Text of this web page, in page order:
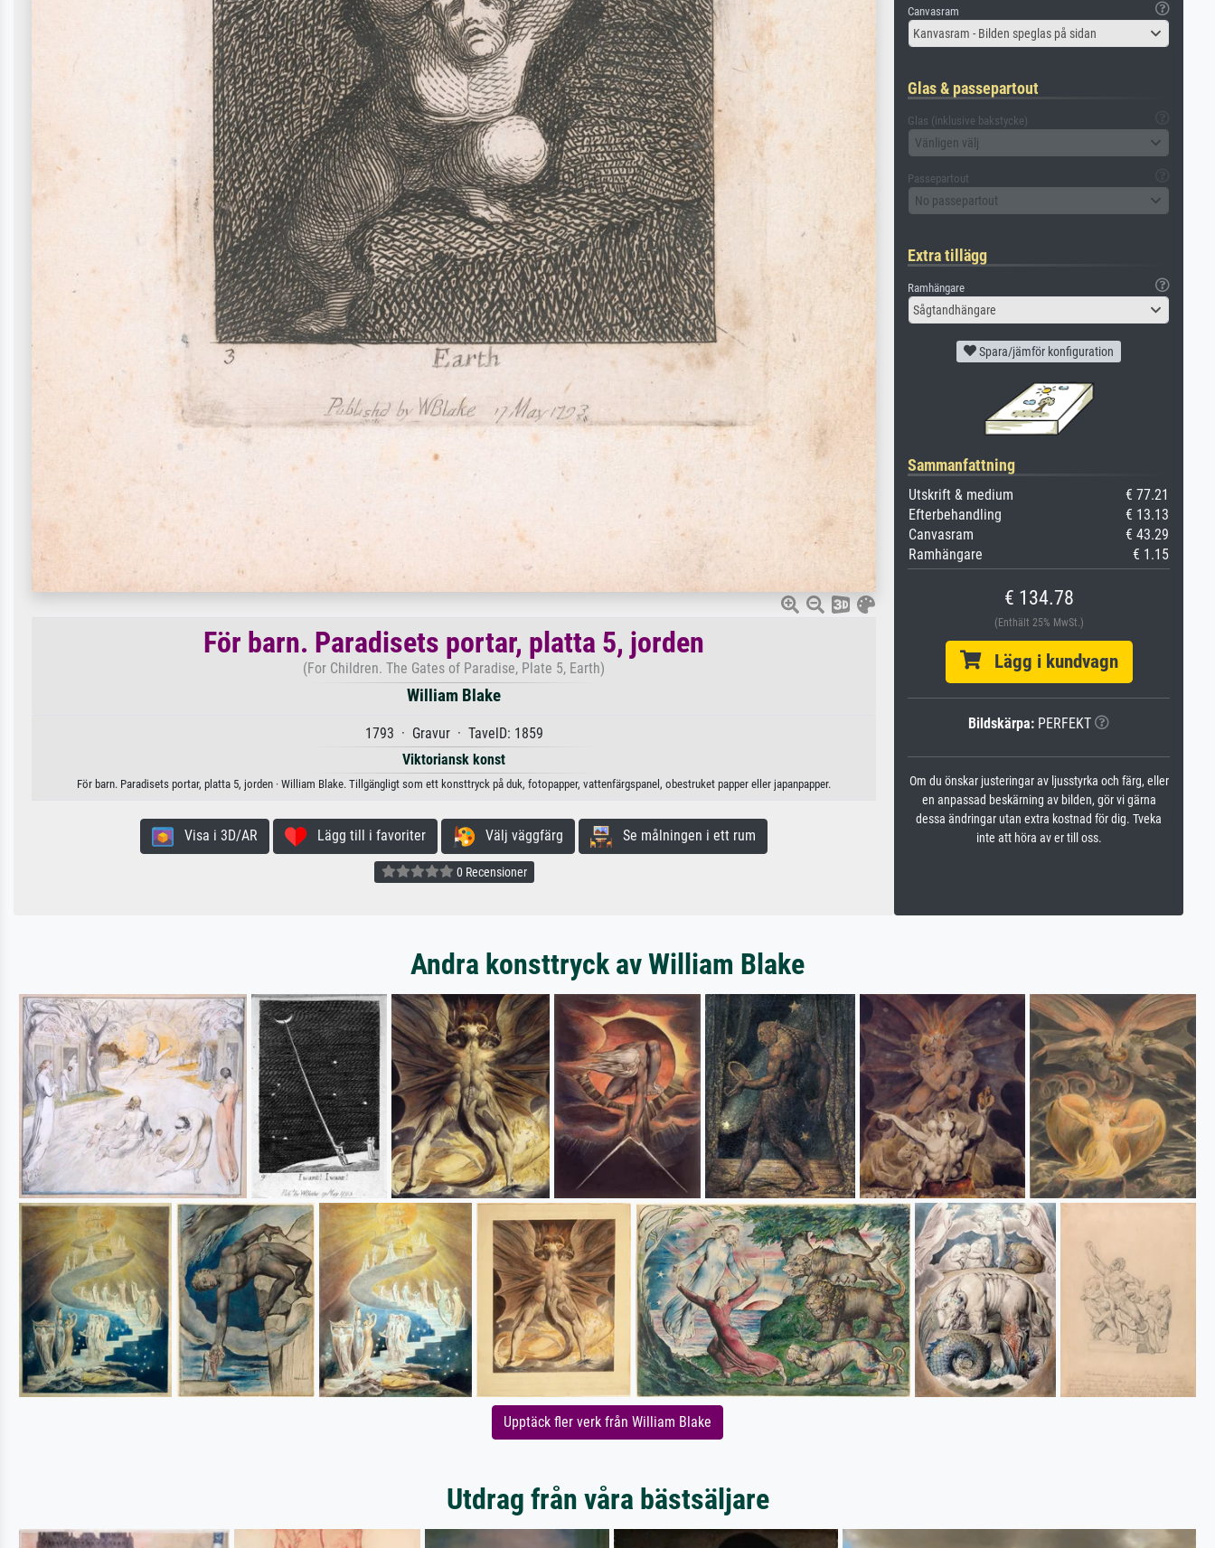
För barn. Paradisets portar, platta 5, jorden
(For Children. The Gates of Paradise, Plate 5, Earth)
William Blake
1793 · Gravur · TavelD: 1859
Viktoriansk konst
För barn. Paradisets portar, platta 5, jorden · William Blake. Tillgängligt som ett konsttryck på duk, fotopapper, vattenfärgspanel, obestruket papper eller japanpapper.
Visa i 3D/AR Lägg till i favoriter Välj väggfärg Se målningen i ett rum
0 Recensioner
Canvasram
Kanvasram - Bilden speglas på sidan
Glas & passepartout
Glas (inklusive bakstycke)
Vänligen välj
Passepartout
No passepartout
Extra tillägg
Ramhängare
Sågtandhängare
Spara/jämför konfiguration
Sammanfattning
Utskrift & medium
€ 77.21
Efterbehandling
€ 13.13
Canvasram
€ 43.29
Ramhängare
€ 1.15
€ 134.78
(Enthält 25% MwSt.)
Lägg i kundvagn
Bildskärpa: PERFEKT
Om du önskar justeringar av ljusstyrka och färg, eller
en anpassad beskärning av bilden, gör vi gärna
dessa ändringar utan extra kostnad för dig. Tveka
inte att höra av er till oss.
Andra konsttryck av William Blake
Upptäck fler verk från William Blake
Utdrag från våra bästsäljare